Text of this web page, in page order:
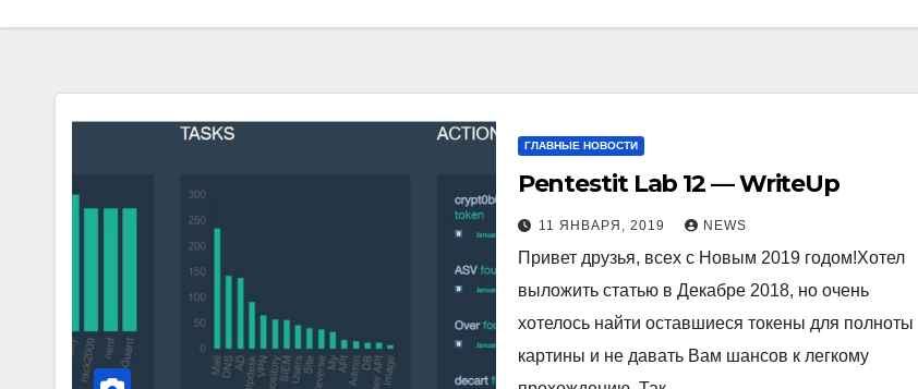
ГЛАВНЫЕ НОВОСТИ
Pentestit Lab 12 — WriteUp
11 ЯНВАРЯ, 2019 NEWS
Привет друзья, всех с Новым 2019 годом!Хотел
выложить статью в Декабре 2018, но очень
хотелось найти оставшиеся токены для полноты
картины и не давать Вам шансов к легкому